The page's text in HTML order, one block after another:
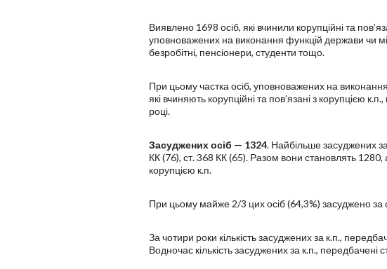
Виявлено 1698 осіб, які вчинили корупційні та
уповноважених на виконання функцій держави чи
безробітні, пенсіонери, студенти тощо.
При цьому частка осіб, уповноважених на
які вчиняють корупційні та пов’язані з корупцією
році.
Засуджених осіб — 1324. Найбільше засуджених
КК (76), ст. 368 КК (65). Разом вони становлять 1280,
корупцією к.п.
При цьому майже 2/3 цих осіб (64,3%) засуджено
За чотири роки кількість засуджених за к.п.,
Водночас кількість засуджених за к.п.,